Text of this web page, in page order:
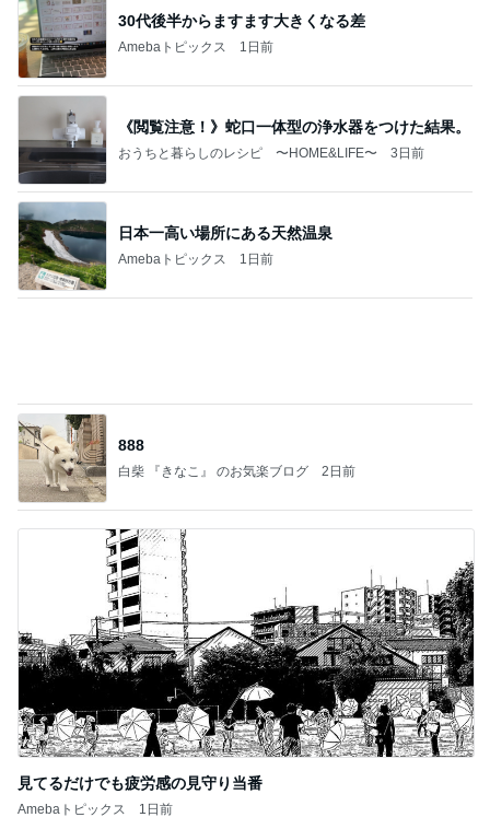
30代後半からますます大きくなる差
Amebaトピックス 1日前
《閲覧注意！》蛇口一体型の浄水器をつけた結果。
おうちと暮らしのレシピ 〜HOME&LIFE〜 3日前
日本一高い場所にある天然温泉
Amebaトピックス 1日前
888
白柴 『きなこ』 のお気楽ブログ 2日前
見てるだけでも疲労感の見守り当番
Amebaトピックス 1日前